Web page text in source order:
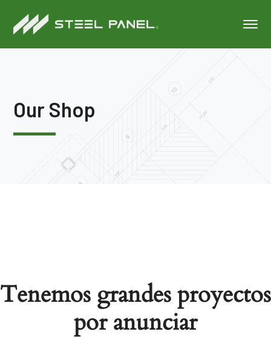
Our Shop
Tenemos grandes proyectos
por anunciar